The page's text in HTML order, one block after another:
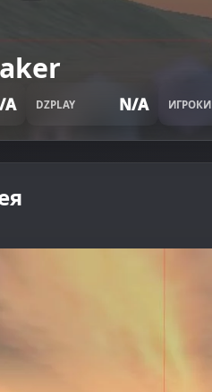
A DZPLAY N/A ИГРОКИ